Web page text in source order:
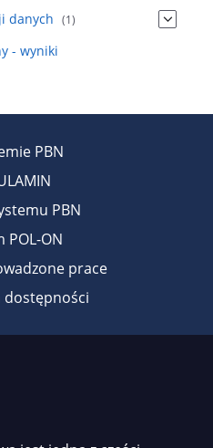
danych (1)
- wyniki
PBN
PBN
POL-ON
prace
dostępności